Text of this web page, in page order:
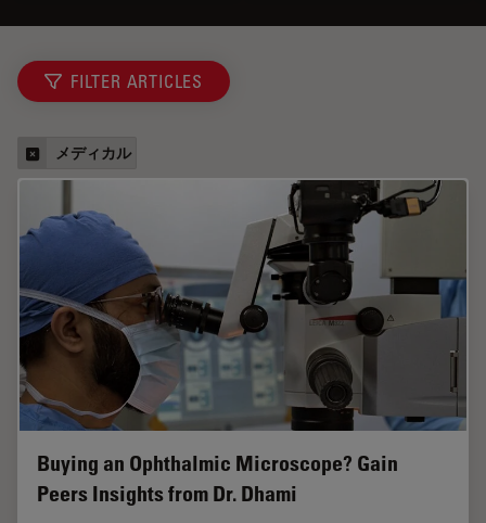
FILTER ARTICLES
メディカル
Buying an Ophthalmic Microscope? Gain
Peers Insights from Dr. Dhami